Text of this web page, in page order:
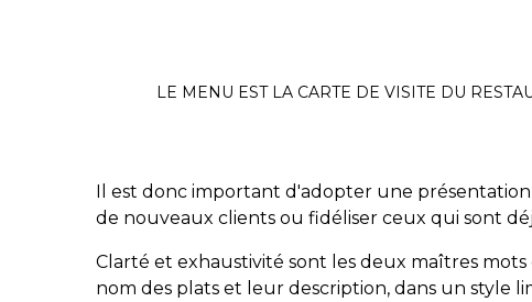
LE MENU EST LA CARTE DE VISITE DU
Il est donc important d'adopter une
de nouveaux clients ou fidéliser ceux qui sont
Clarté et exhaustivité sont les deux maîtres
nom des plats et leur description, dans un style